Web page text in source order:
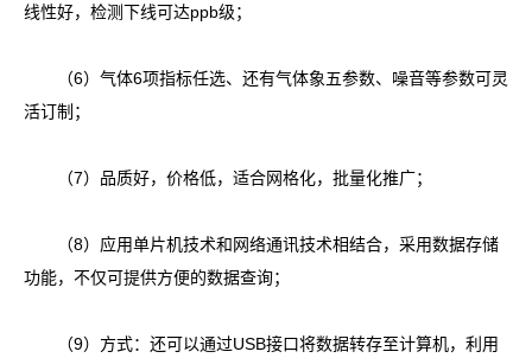
线性好，检测下线可达ppb级；
（6）气体6项指标任选、还有气体象五参数、噪音等参数可灵
活订制；
（7）品质好，价格低，适合网格化，批量化推广；
（8）应用单片机技术和网络通讯技术相结合，采用数据存储
功能，不仅可提供方便的数据查询；
（9）方式：还可以通过USB接口将数据转存至计算机，利用